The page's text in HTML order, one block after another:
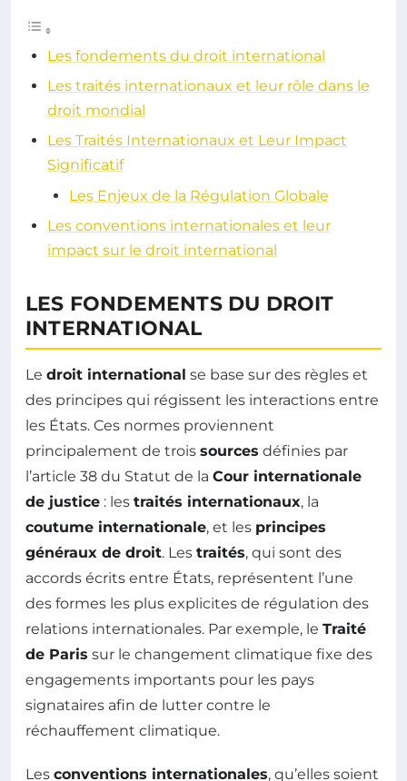
Les fondements du droit international
Les traités internationaux et leur rôle dans le
droit mondial
Les Traités Internationaux et Leur Impact
Significatif
Les Enjeux de la Régulation Globale
Les conventions internationales et leur
impact sur le droit international
LES FONDEMENTS DU DROIT
INTERNATIONAL
Le droit international se base sur des règles et
des principes qui régissent les interactions entre
les États. Ces normes proviennent
principalement de trois sources définies par
l’article 38 du Statut de la Cour internationale
de justice : les traités internationaux, la
coutume internationale, et les principes
généraux de droit. Les traités, qui sont des
accords écrits entre États, représentent l’une
des formes les plus explicites de régulation des
relations internationales. Par exemple, le Traité
de Paris sur le changement climatique fixe des
engagements importants pour les pays
signataires afin de lutter contre le
réchauffement climatique.
Les conventions internationales, qu’elles soient